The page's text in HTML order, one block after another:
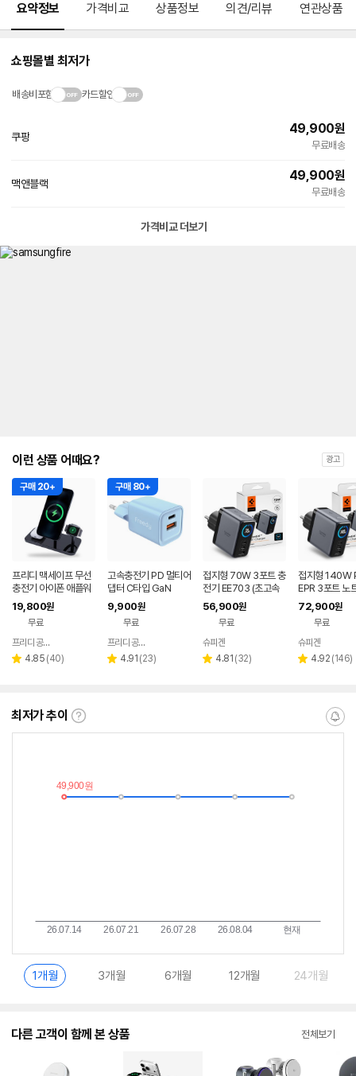
요약정보 가격비교 상품정보 의견/리뷰 연관상품
쇼핑몰별 최저가
배송비포함 카드할인
쿠팡
49,900원
무료배송
맥앤블랙
49,900원
무료배송
가격비교 더보기
이런 상품 어때요? 광고
구매 20+
프리디 맥세이프 무선
충전기 아이폰 애플워
치 에어팟 3in1
19,800원
무료
페이
프리디 공식몰
별 4.85 리
(40)
구매 80+
고속충전기 PD 멀티어
댑터 C타입 GaN
9,900원
무료
프리디 공식몰
별 4.91 리
(23)
접지형 70W 3포트 충
전기 EE703 (초고속
충전 3.0 60W 지원)
56,900원
무료
페이
슈피겐
별 4.81 리
(32)
접지형 140W
EPR 3포트 노
대폰 충전기
72,900원
무료
페이
슈피겐
별 4.92 리
(146)
최저가 추이
최
이
란?
알
1개월 3개월 6개월 12개월 24개월
다른 고객이 함께 본 상품 전체보기